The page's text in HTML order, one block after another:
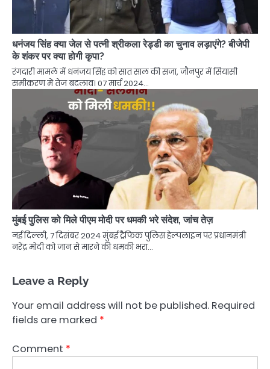
धनंजय सिंह क्या जेल से पत्नी श्रीकला रेड्डी का चुनाव लड़ाएंगे? बीजेपी
के शंकर पर क्या होगी कृपा?
रंगदारी मामले में धनंजय सिंह को सात साल की सजा, जौनपुर में सियासी
समीकरण में तेज बदलाव। 07 मार्च 2024…
मुंबई पुलिस को मिले पीएम मोदी पर धमकी भरे संदेश, जांच तेज़
नई दिल्ली, 7 दिसंबर 2024 मुंबई ट्रैफिक पुलिस हेल्पलाइन पर प्रधानमंत्री
नरेंद्र मोदी को जान से मारने की धमकी भरा…
Leave a Reply
Your email address will not be published. Required
fields are marked *
Comment *